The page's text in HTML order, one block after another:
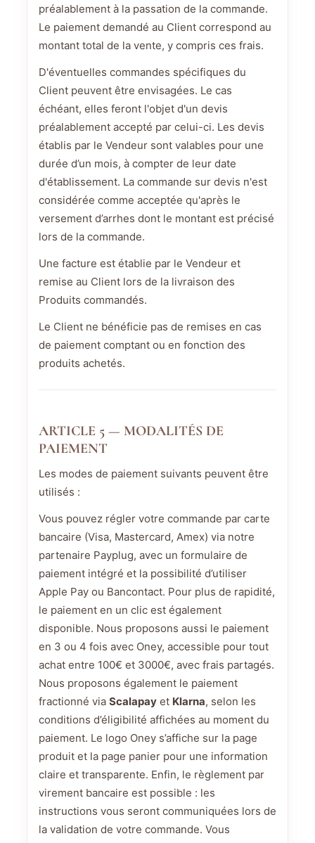
préalablement à la passation de la commande.
Le paiement demandé au Client correspond au
montant total de la vente, y compris ces frais.
D'éventuelles commandes spécifiques du
Client peuvent être envisagées. Le cas
échéant, elles feront l'objet d'un devis
préalablement accepté par celui-ci. Les devis
établis par le Vendeur sont valables pour une
durée d’un mois, à compter de leur date
d'établissement. La commande sur devis n'est
considérée comme acceptée qu'après le
versement d’arrhes dont le montant est précisé
lors de la commande.
Une facture est établie par le Vendeur et
remise au Client lors de la livraison des
Produits commandés.
Le Client ne bénéficie pas de remises en cas
de paiement comptant ou en fonction des
produits achetés.
ARTICLE 5 — MODALITÉS DE
PAIEMENT
Les modes de paiement suivants peuvent être
utilisés :
Vous pouvez régler votre commande par carte
bancaire (Visa, Mastercard, Amex) via notre
partenaire Payplug, avec un formulaire de
paiement intégré et la possibilité d’utiliser
Apple Pay ou Bancontact. Pour plus de rapidité,
le paiement en un clic est également
disponible. Nous proposons aussi le paiement
en 3 ou 4 fois avec Oney, accessible pour tout
achat entre 100€ et 3000€, avec frais partagés.
Nous proposons également le paiement
fractionné via Scalapay et Klarna, selon les
conditions d’éligibilité affichées au moment du
paiement. Le logo Oney s’affiche sur la page
produit et la page panier pour une information
claire et transparente. Enfin, le règlement par
virement bancaire est possible : les
instructions vous seront communiquées lors de
la validation de votre commande. Vous